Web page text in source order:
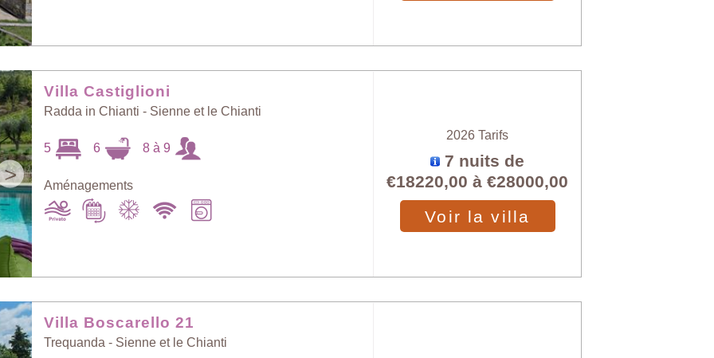
>
Villa Castiglioni
Radda in Chianti - Sienne et le Chianti
5 6 8 à 9
Aménagements
2026 Tarifs
7 nuits de
€18220,00 à€28000,00
Voir la villa
Villa Boscarello 21
Trequanda - Sienne et le Chianti